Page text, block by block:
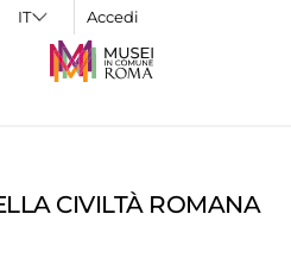
Accedi
CIVILTÀ ROMANA